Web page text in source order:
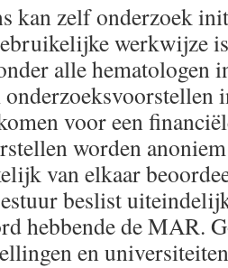
kan zelf onderzoek
werkwijze
alle hematologen
voor een
worden
van elkaar
beslist
hebbende de MAR.
en